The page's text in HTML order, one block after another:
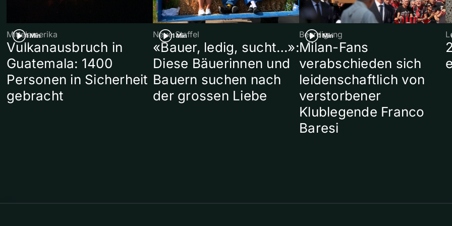
1 Min
Mittelamerika
Vulkanausbruch in
Guatemala: 1400
Personen in Sicherheit
gebracht
1 Min
Neue Staffel
«Bauer, ledig, sucht…»:
Diese Bäuerinnen und
Bauern suchen nach
der grossen Liebe
1 Min
Beerdigung
Milan-Fans
verabschieden sich
leidenschaftlich von
verstorbener
Klublegende Franco
Baresi